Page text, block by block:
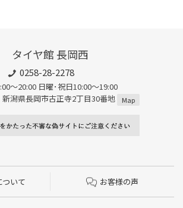
タイヤ館 長岡西
0258-28-2278
～20:00 日曜･祝日10:00～19:00
潟県長岡市古正寺2丁目30番地
Map
いて お客様の声